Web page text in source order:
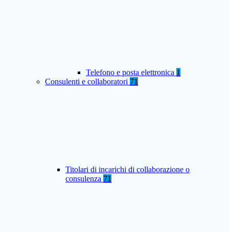
Telefono e posta elettronica 1
Consulenti e collaboratori 71
Titolari di incarichi di collaborazione o
consulenza 71